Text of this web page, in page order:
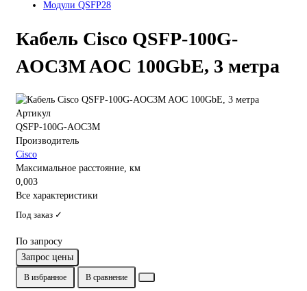
Модули QSFP28
Кабель Cisco QSFP-100G-
AOC3M AOC 100GbE, 3 метра
Артикул
QSFP-100G-AOC3M
Производитель
Cisco
Максимальное расстояние, км
0,003
Все характеристики
Под заказ ✓
По запросу
Запрос цены
В избранное В сравнение